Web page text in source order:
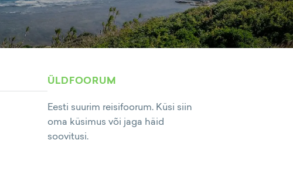
ÜLDFOORUM
Eesti suurim reisifoorum. Küsi siin
oma küsimus või jaga häid
soovitusi.